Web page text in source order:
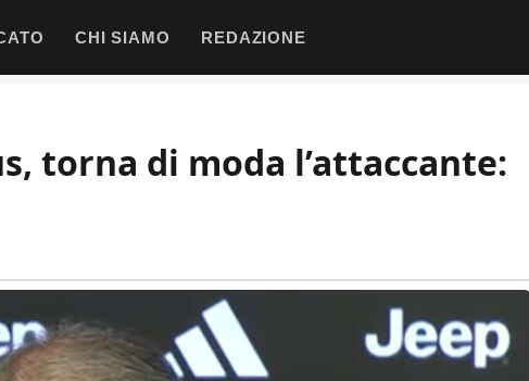
CHI SIAMO REDAZIONE
torna di moda l’attaccante: